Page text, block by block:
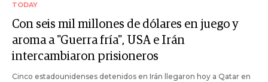
TODAY
Con seis mil millones de dólares en juego y
aroma a "Guerra fría", USA e Irán
intercambiaron prisioneros
Cinco estadounidenses detenidos en Irán llegaron hoy a Qatar en